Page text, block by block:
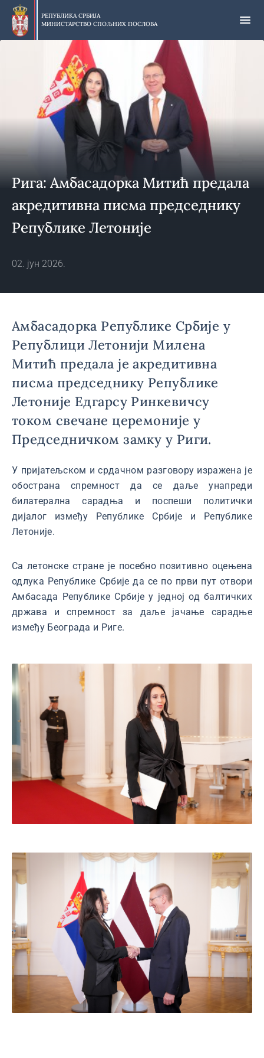
Прескочи
главни
део
РЕПУБЛИКА СРБИЈА
МИНИСТАРСТВО СПОЉНИХ ПОСЛОВА
Рига: Амбасадорка Митић предала
акредитивна писма председнику
Републике Летоније
02. јун 2026.
Амбасадорка Републике Србије у
Републици Летонији Милена
Митић предала је акредитивна
писма председнику Републике
Летоније Едгарсу Ринкевичсу
током свечане церемоније у
Председничком замку у Риги.
У пријатељском и срдачном разговору изражена је
обострана спремност да се даље унапреди
билатерална сарадња и поспеши политички
дијалог између Републике Србије и Републике
Летоније.
Са летонске стране је посебно позитивно оцењена
одлука Републике Србије да се по први пут отвори
Амбасада Републике Србије у једној од балтичких
држава и спремност за даље јачање сарадње
између Београда и Риге.